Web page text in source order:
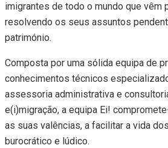
imigrantes de todo o mundo que vêm
resolvendo os seus assuntos
património.
Composta por uma sólida equipa de
conhecimentos técnicos
assessoria administrativa e
e(i)migração, a equipa Ei!
as suas valências, a facilitar a vida
burocrático e lúdico.